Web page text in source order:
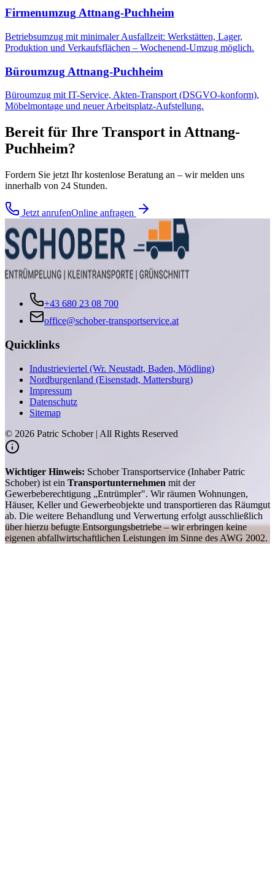
Firmenumzug Attnang-Puchheim
Betriebsumzug mit minimaler Ausfallzeit: Werkstätten, Lager,
Produktion und Verkaufsflächen – Wochenend-Umzug möglich.
Büroumzug Attnang-Puchheim
Büroumzug mit IT-Service, Akten-Transport (DSGVO-konform),
Möbelmontage und neuer Arbeitsplatz-Aufstellung.
Bereit für Ihre Transport in Attnang-
Puchheim?
Fordern Sie jetzt Ihr kostenlose Beratung an – wir melden uns
innerhalb von 24 Stunden.
Jetzt anrufenOnline anfragen
+43 680 23 08 700
office@schober-transportservice.at
Quicklinks
Industrieviertel (Wr. Neustadt, Baden, Mödling)
Nordburgenland (Eisenstadt, Mattersburg)
Impressum
Datenschutz
Sitemap
© 2026 Patric Schober | All Rights Reserved
Wichtiger Hinweis: Schober Transportservice (Inhaber Patric
Schober) ist ein Transportunternehmen mit der
Gewerbeberechtigung „Entrümpler". Wir räumen Wohnungen,
Häuser, Keller und Gewerbeobjekte und transportieren das Räumgut
ab. Die weitere Behandlung und Verwertung erfolgt ausschließlich
über hierzu befugte Entsorgungsbetriebe – wir erbringen keine
eigenen abfallwirtschaftlichen Leistungen im Sinne des AWG 2002.